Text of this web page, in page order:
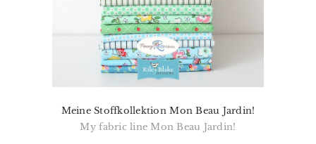
Meine Stoffkollektion Mon Beau Jardin!
My fabric line Mon Beau Jardin!